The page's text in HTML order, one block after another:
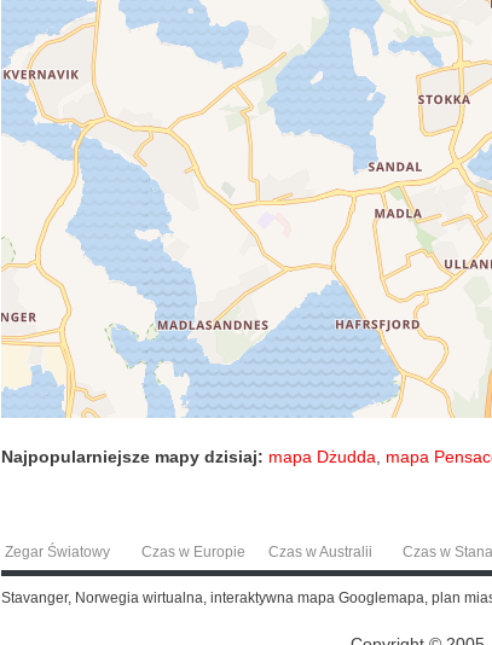
Najpopularniejsze mapy dzisiaj: mapa Dżudda mapa
Zegar Światowy Czas w Europie Czas w Australii Czas w
Stavanger, Norwegia wirtualna, interaktywna mapa Googlemapa, plan